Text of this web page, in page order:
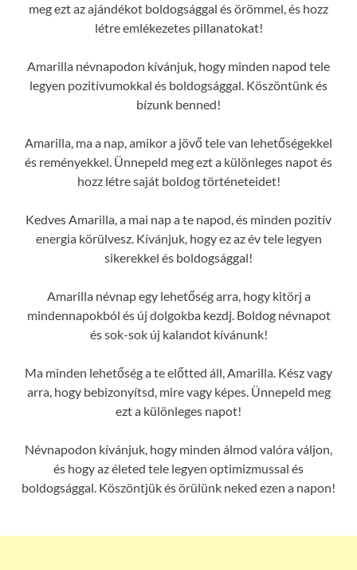
meg ezt az ajándékot boldogsággal és örömmel, és hozz
létre emlékezetes pillanatokat!
Amarilla névnapodon kívánjuk, hogy minden napod tele
legyen pozitívumokkal és boldogsággal. Köszöntünk és
bízunk benned!
Amarilla, ma a nap, amikor a jövő tele van lehetőségekkel
és reményekkel. Ünnepeld meg ezt a különleges napot és
hozz létre saját boldog történeteidet!
Kedves Amarilla, a mai nap a te napod, és minden pozitív
energia körülvesz. Kívánjuk, hogy ez az év tele legyen
sikerekkel és boldogsággal!
Amarilla névnap egy lehetőség arra, hogy kitörj a
mindennapokból és új dolgokba kezdj. Boldog névnapot
és sok-sok új kalandot kívánunk!
Ma minden lehetőség a te előtted áll, Amarilla. Kész vagy
arra, hogy bebizonyítsd, mire vagy képes. Ünnepeld meg
ezt a különleges napot!
Névnapodon kívánjuk, hogy minden álmod valóra váljon,
és hogy az életed tele legyen optimizmussal és
boldogsággal. Köszöntjük és örülünk neked ezen a napon!